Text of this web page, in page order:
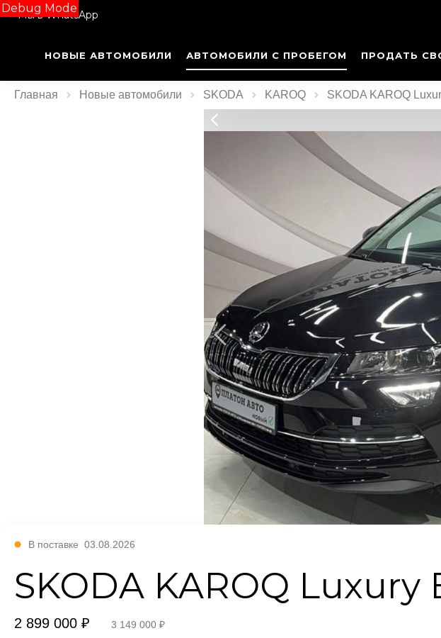
Debug Mode
Мы в WhatsApp
НОВЫЕ АВТОМОБИЛИ АВТОМОБИЛИ С ПРОБЕГОМ ПРОДАТЬ
Главная Новые автомобили SKODA KAROQ SKODA KAROQ
В поставке 03.08.2026
SKODA KAROQ Luxury
2 899 000 ₽ 3 149 000 ₽